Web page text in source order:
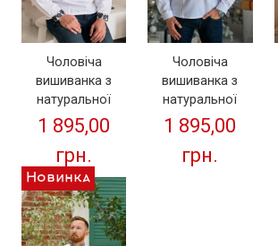
Чоловіча
вишиванка з
натуральної
тканини "Козак"
(чорна вишивка )
1 895,00
грн.
Чоловіча
вишиванка з
натуральної
тканини "Козак"
(вишивка білим
по білому)
1 895,00
грн.
Новинка